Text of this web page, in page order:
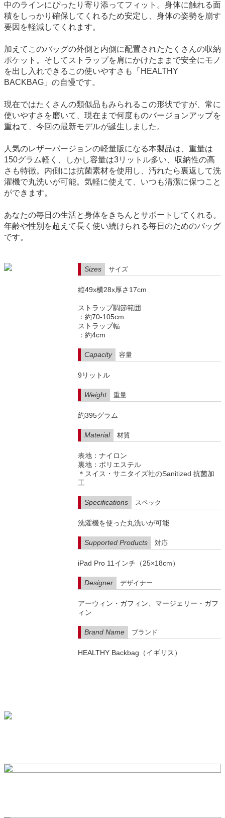
中のラインにぴったり寄り添ってフィット。身体に触れる面
積をしっかり確保してくれるため安定し、身体の姿勢を崩す
要因を軽減してくれます。
加えてこのバッグの外側と内側に配置されたたくさんの収納
ポケット。そしてストラップを肩にかけたままで安全にモノ
を出し入れできるこの使いやすさも「HEALTHY
BACKBAG」の自慢です。
現在ではたくさんの類似品もみられるこの形状ですが、常に
使いやすさを磨いて、現在まで何度ものバージョンアップを
重ねて、今回の最新モデルが誕生しました。
人気のレザーバージョンの軽量版になる本製品は、重量は
150グラム軽く、しかし容量は3リットル多い、収納性の高
さも特徴。内側には抗菌素材を使用し、汚れたら裏返して洗
濯機で丸洗いが可能。気軽に使えて、いつも清潔に保つこと
ができます。
あなたの毎日の生活と身体をきちんとサポートしてくれる。
年齢や性別を超えて長く使い続けられる毎日のためのバッグ
です。
Sizes サイズ
縦49x横28x厚さ17cm
ストラップ調節範囲
：約70-105cm
ストラップ幅
：約4cm
Capacity 容量
9リットル
Weight 重量
約395グラム
Material 材質
表地：ナイロン
裏地：ポリエステル
＊スイス・サニタイズ社のSanitized 抗菌加
工
Specifications スペック
洗濯機を使った丸洗いが可能
Supported Products 対応
iPad Pro 11インチ（25×18cm）
Designer デザイナー
アーウィン・ガフィン、マージェリー・ガフ
ィン
Brand Name ブランド
HEALTHY Backbag（イギリス）